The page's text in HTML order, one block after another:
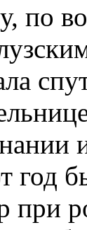
по
год
при